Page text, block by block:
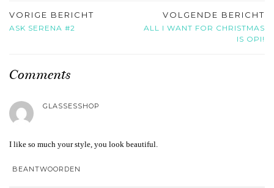
VORIGE BERICHT
ASK SERENA #2
VOLGENDE BERICHT
ALL I WANT FOR CHRISTMAS
IS OPI!
Comments
GLASSESSHOP
I like so much your style, you look beautiful.
BEANTWOORDEN